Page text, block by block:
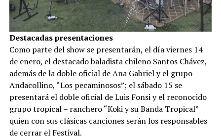
Destacadas presentaciones
Como parte del show se presentarán, el día viernes 14
de enero, el destacado baladista chileno Santos Chávez,
además de la doble oficial de Ana Gabriel y el grupo
Andacollino, “Los pecaminosos”; el sábado 15 se
presentará el doble oficial de Luis Fonsi y el reconocido
grupo tropical – ranchero “Koki y su Banda Tropical”
quien con sus clásicas canciones serán los responsables
de cerrar el Festival.